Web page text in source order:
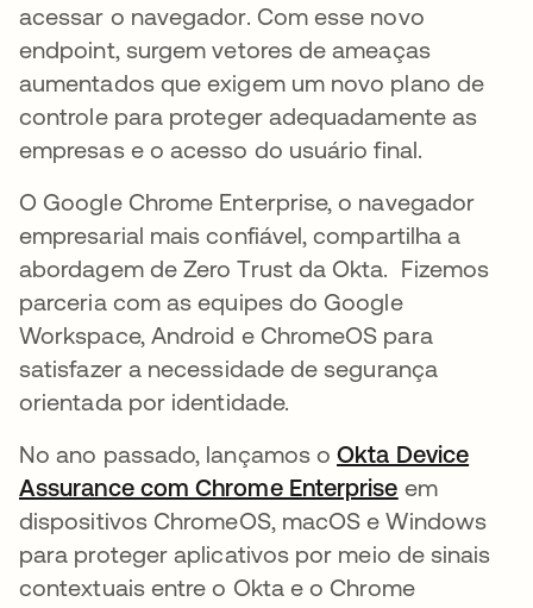
acessar o navegador. Com esse novo
endpoint, surgem vetores de ameaças
aumentados que exigem um novo plano de
controle para proteger adequadamente as
empresas e o acesso do usuário final.
O Google Chrome Enterprise, o navegador
empresarial mais confiável, compartilha a
abordagem de Zero Trust da Okta. Fizemos
parceria com as equipes do Google
Workspace, Android e ChromeOS para
satisfazer a necessidade de segurança
orientada por identidade.
No ano passado, lançamos oOkta Device
Assurance com Chrome Enterprise abre em
em
dispositivos ChromeOS, macOS e Windows
para proteger aplicativos por meio de sinais
contextuais entre o Okta e o Chrome